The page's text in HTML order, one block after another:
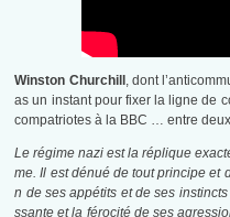
Winston Churchill , dont
as un instant pour fixer la ligne de
compatriotes à la BBC … entre
Le régime nazi est la réplique
me. Il est dénué de tout principe et
n de ses appétits et de ses
ssante et la férocité de ses